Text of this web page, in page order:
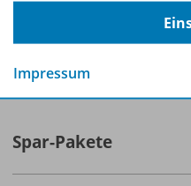
Spar-Pakete
Impressum